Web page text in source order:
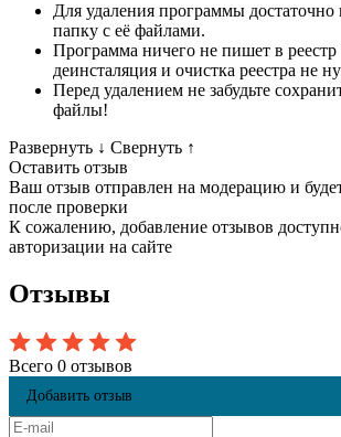
Для удаления программы достаточно
папку с её файлами.
Программа ничего не пишет в
деинсталяция и очистка реестра не
Перед удалением не забудьте
файлы!
Развернуть ↓ Свернуть ↑
Оставить отзыв
Ваш отзыв отправлен на модерацию и
после проверки
К сожалению, добавление отзывов
авторизации на сайте
Отзывы
Всего 0 отзывов
Добавить отзыв